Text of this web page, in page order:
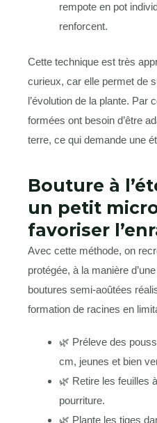
rempote en pot
renforcent.
Cette technique est très
curieux, car elle permet de
l’évolution de la plante. Par
formées ont besoin d’être
terre, ce qui demande une
Bouture à
un petit
favoriser
Avec cette méthode, on
protégée, à la manière
boutures semi-aoûtées
formation de racines en
🌿 Préleve des
cm, jeunes et bien
🌿 Retire les feuilles
pourriture.
🌿 Plante les tiges